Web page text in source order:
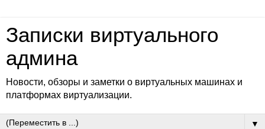
Записки виртуального
админа
Новости, обзоры и заметки о виртуальных машинах и
платформах виртуализации.
▼